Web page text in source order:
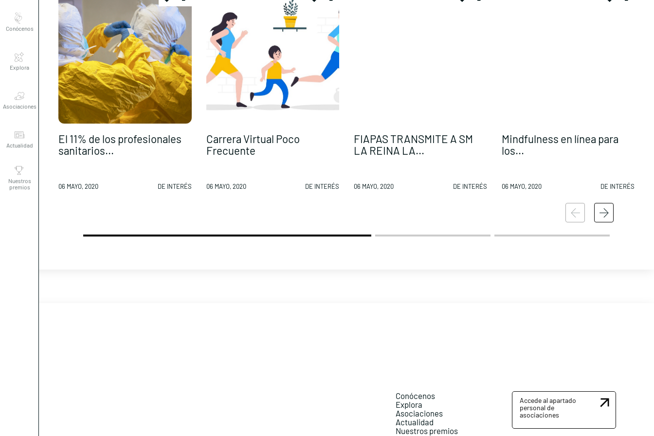
Conócenos
Explora
Asociaciones
Actualidad
Nuestros
premios
El 11% de los profesionales
sanitarios...
06 MAYO, 2020 DE INTERÉS
Carrera Virtual Poco
Frecuente
06 MAYO, 2020 DE INTERÉS
FIAPAS TRANSMITE A SM
LA REINA LA...
06 MAYO, 2020 DE INTERÉS
Mindfulness en línea para
los...
06 MAYO, 2020 DE INTERÉS
Conócenos
Explora
Asociaciones
Actualidad
Nuestros premios
Accede al apartado
personal de
asociaciones